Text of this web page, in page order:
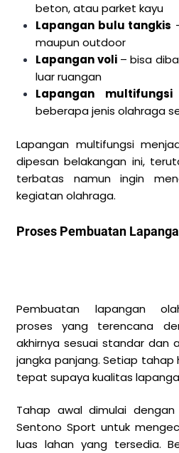
beton, atau parket kayu
Lapangan bulu tangkis
maupun outdoor
Lapangan voli– bisa
luar ruangan
Lapangan multifungsi
beberapa jenis olahraga
Lapangan multifungsi
dipesan belakangan ini,
terbatas namun ingin
kegiatan olahraga.
Proses Pembuatan
Pembuatan lapangan
proses yang terencana
akhirnya sesuai standar dan
jangka panjang. Setiap tahap
tepat supaya kualitas
Tahap awal dimulai
Sentono Sport untuk
luas lahan yang tersedia.